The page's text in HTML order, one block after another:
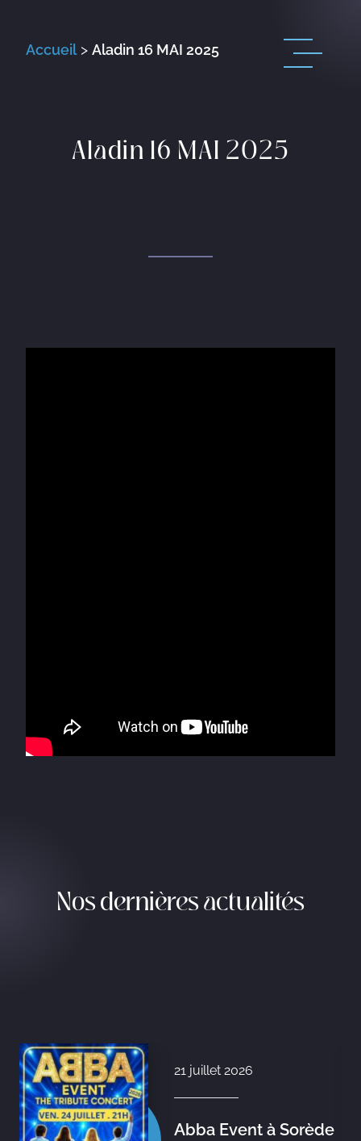
Accueil> Aladin 16 MAI 2025
Aladin 16 MAI 2025
Nos dernières actualités
21 juillet 2026
Abba Event à Sorède